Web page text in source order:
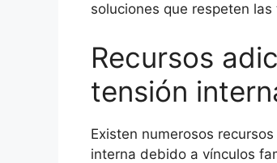
soluciones que respeten
Recursos
tensión
Existen numerosos
interna debido a vínculos